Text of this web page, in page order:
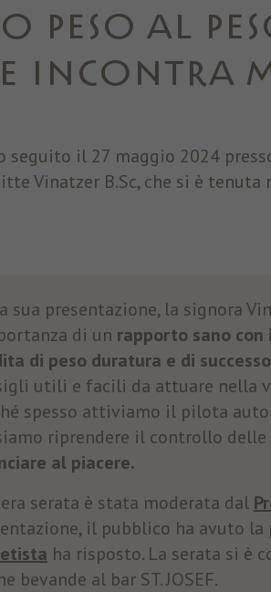
PESO AL
INCONTRA
il 27 maggio 2024
Vinatzer B.Sc, che si è
sua presentazione, la signora
di un rapporto sano con
di peso duratura e di successo
utili e facili da attuare nella
spesso attiviamo il pilota
riprendere il controllo
al piacere.
serata è stata moderata dal
il pubblico ha avuto
ha risposto. La serata si è
bevande al bar ST. JOSEF.
Marketing
necessari per il corretto funzionamento del sito,
corrispondenti alle esigenze dell’utente, anche
Provider Facebook
di Facebook, dopo aver
Nome fr
Provider Facebook
Durata 3 Monate
Finalità
utenti pubblicità pertinenti
comportamento degli utenti
hanno Facebook pixel o